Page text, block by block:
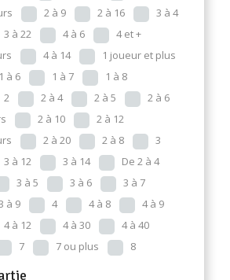
2 à 9 2 à 16
3 à 4
3 à 22 4 à 6
4 et +
4 à 14
1 joueur et plus
1 à 6 1 à 7
1 à 8
2 2 à 4 2 à 5
2 à 6
2 à 10
2 à 12
2 à 20 2 à 8
3
3 à 12 3 à 14
De 2 à 4
3 à 5 3 à 6
3 à 7
à 9 4 4 à 8
4 à 9
4 à 12 4 à 30
4 à 40
7 7 ou plus 8